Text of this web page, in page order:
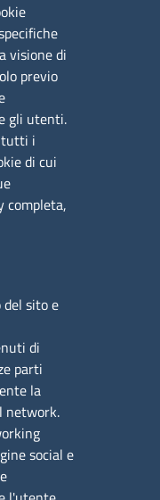
pomeriggio: 16,00
e
visione di
previo
gli utenti.
tutti i
di cui
completa,
sito e
di
parti
la
network.
social e